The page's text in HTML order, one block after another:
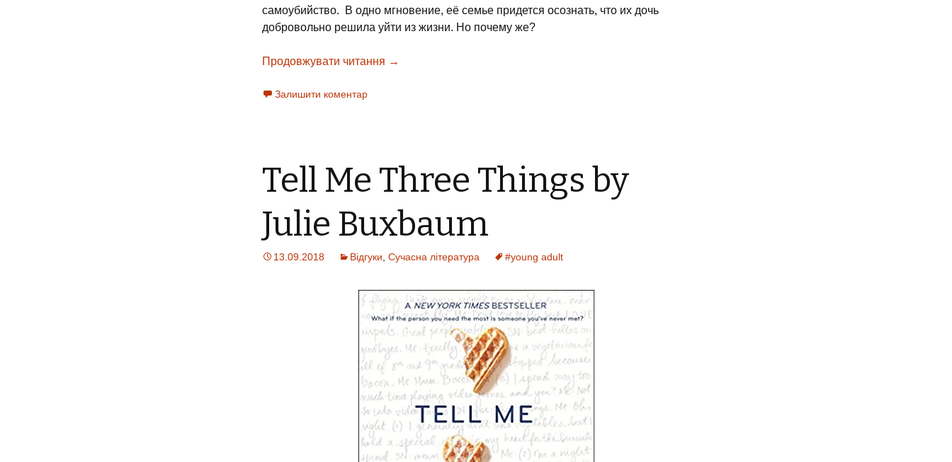
самоубийство. В одно мгновение, её семье придется осознать, что их дочь
добровольно решила уйти из жизни. Но почему же?
Продовжувати читання Все, чего я не сказала – Селеста Инг, 2014г.
→
Залишити коментар
Tell Me Three Things by
Julie Buxbaum
13.09.2018 Відгуки Сучасна література #young adult